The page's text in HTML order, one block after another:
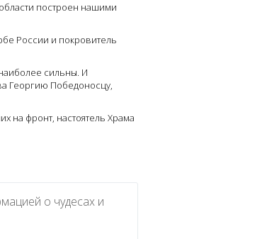
построен нашими
России и покровитель
сильны. И
Георгию Победоносцу,
на фронт, настоятель Храма
о чудесах и